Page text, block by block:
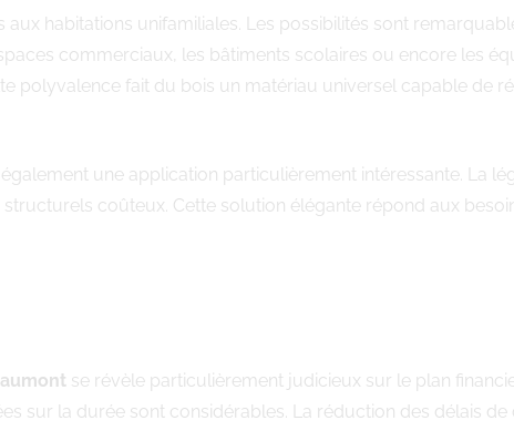
aux habitations unifamiliales. Les possibilités sont
commerciaux, les bâtiments scolaires ou encore les
polyvalence fait du bois un matériau universel capable de
une application particulièrement intéressante. La
coûteux. Cette solution élégante répond aux
se révèle particulièrement judicieux sur le plan
sur la durée sont considérables. La réduction des délais